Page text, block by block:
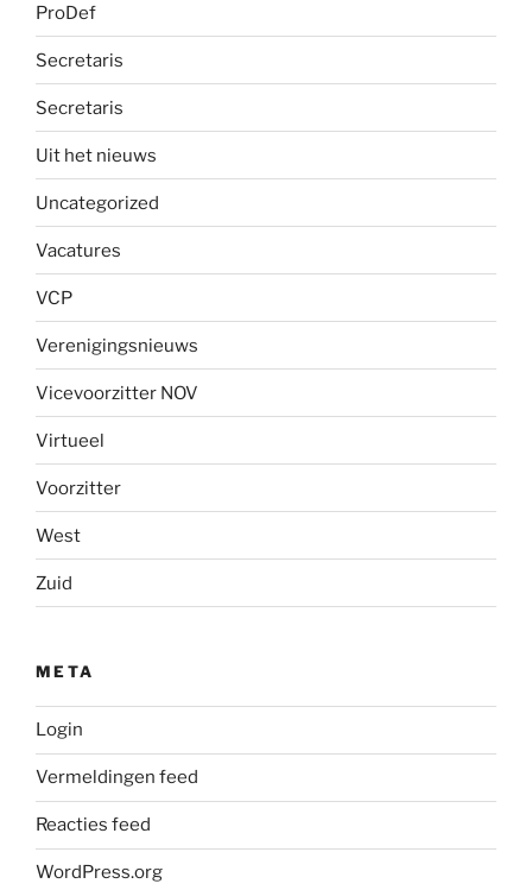
ProDef
Secretaris
Secretaris
Uit het nieuws
Uncategorized
Vacatures
VCP
Verenigingsnieuws
Vicevoorzitter NOV
Virtueel
Voorzitter
West
Zuid
META
Login
Vermeldingen feed
Reacties feed
WordPress.org